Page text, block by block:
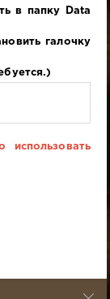
в папку Data
галочку
использовать